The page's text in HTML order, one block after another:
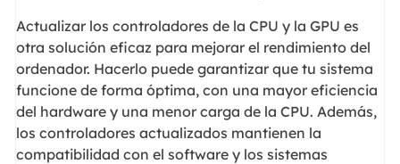
Actualizar los controladores de la CPU y la GPU es
otra solución eficaz para mejorar el rendimiento del
ordenador. Hacerlo puede garantizar que tu sistema
funcione de forma óptima, con una mayor eficiencia
del hardware y una menor carga de la CPU. Además,
los controladores actualizados mantienen la
compatibilidad con el software y los sistemas